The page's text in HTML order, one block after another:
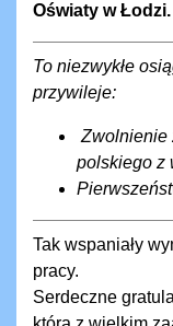
Oświaty w Łodzi.
To niezwykłe
przywileje:
Zwolnienie
polskiego z
Tak wspaniały
pracy.
Serdeczne